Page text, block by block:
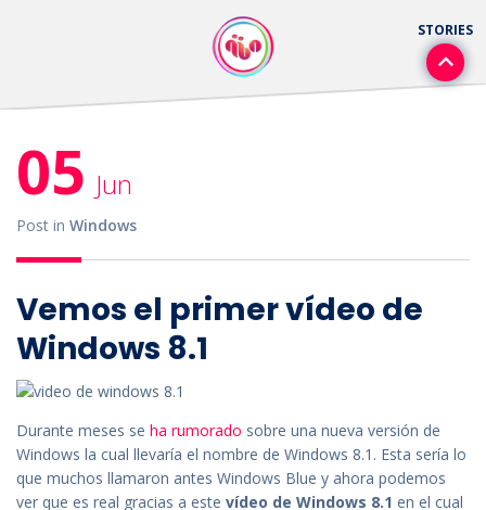
05 Jun
Post in Windows
Vemos el primer vídeo de
Windows 8.1
Durante meses se ha rumorado sobre una nueva versión de
Windows la cual llevaría el nombre de Windows 8.1. Esta sería lo
que muchos llamaron antes Windows Blue y ahora podemos
ver que es real gracias a este vídeo de Windows 8.1 en el cual